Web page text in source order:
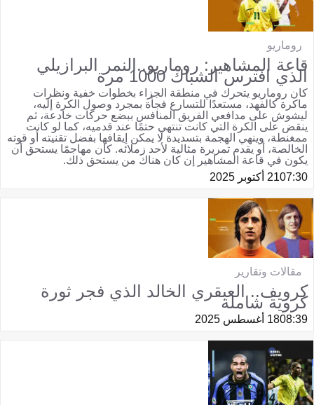
روماريو
قاعة المشاهير: روماريو..النمر البرازيلي
الذي افترس الشباك 1000 مرة
كان روماريو يتحرك في منطقة الجزاء بخطوات خفية ونظرات
ماكرة كالفهد، مستعدًا للتسارع فجأة بمجرد وصول الكرة إليه،
ليشوش على مدافعي الفريق المنافس ببضع حركات خادعة، ثم
ينقض على الكرة التي كانت تنتهي حتمًا عند قدميه، كما لو كانت
ممغنطة، وينهي الهجمة بتسديدة لا يمكن إيقافها بفضل تقنيته أو قوته
الخالصة، أو يقدم تمريرة مثالية لأحد زملائه. كان مهاجمًا يستحق أن
يكون في قاعة المشاهير إن كان هناك من يستحق ذلك.
07:3021 أكتوبر 2025
مقالات وتقارير
كرويف.. العبقري الخالد الذي فجر ثورة
كروية شاملة
08:3918 أغسطس 2025